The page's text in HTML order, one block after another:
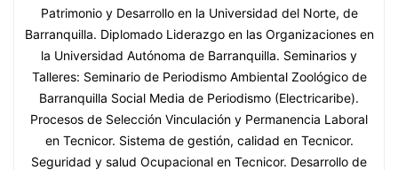
Patrimonio y Desarrollo en la Universidad del Norte, de
Barranquilla. Diplomado Liderazgo en las Organizaciones en
la Universidad Autónoma de Barranquilla. Seminarios y
Talleres: Seminario de Periodismo Ambiental Zoológico de
Barranquilla Social Media de Periodismo (Electricaribe).
Procesos de Selección Vinculación y Permanencia Laboral
en Tecnicor. Sistema de gestión, calidad en Tecnicor.
Seguridad y salud Ocupacional en Tecnicor. Desarrollo de